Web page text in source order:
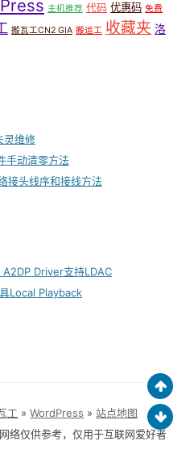
主机推荐 代码 优惠码 免费
搬瓦工CN2 GIA 搬运工 收藏夹 洛
灵维修
手动清零方法
接头线序和接线方法
Driver支持LDAC
Local Playback
工 »WordPress »站点地图
络仅供参考，仅用于互联网爱好者